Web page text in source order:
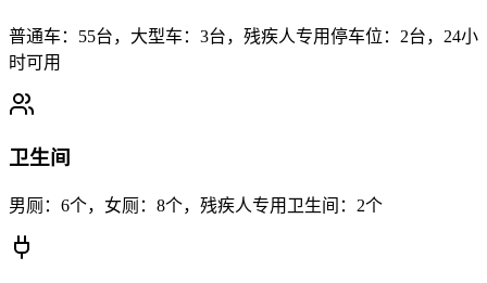
普通车：55台，大型车：3台，残疾人专用停车位：2台，24小
时可用
卫生间
男厕：6个，女厕：8个，残疾人专用卫生间：2个